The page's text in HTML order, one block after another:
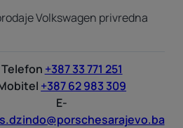
Volkswagen privredna
Telefon +387 33 771 251
+387 62 983 309
E-